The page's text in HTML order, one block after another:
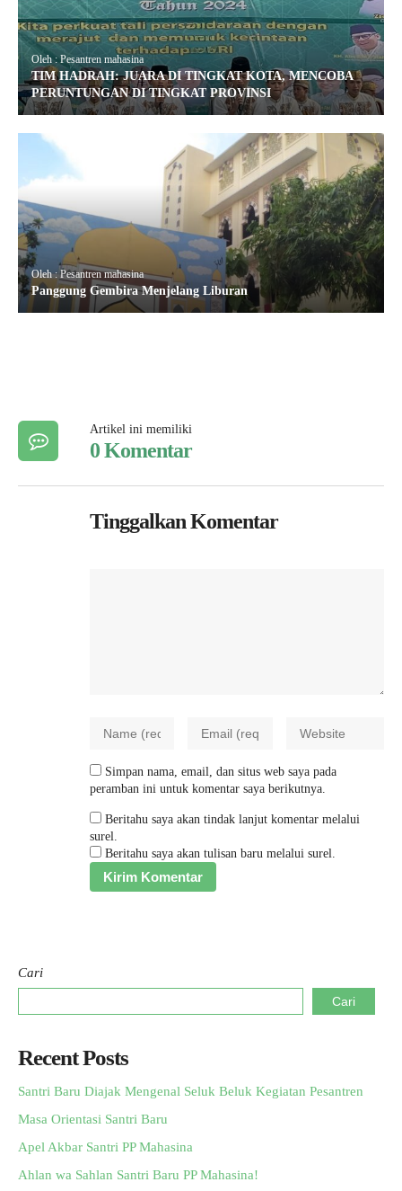
Oleh : Pesantren mahasina
TIM HADRAH: JUARA DI TINGKAT KOTA, MENCOBA
PERUNTUNGAN DI TINGKAT PROVINSI
Oleh : Pesantren mahasina
Panggung Gembira Menjelang Liburan
Artikel ini memiliki
0 Komentar
Tinggalkan Komentar
Simpan nama, email, dan situs web saya pada
peramban ini untuk komentar saya berikutnya.
Beritahu saya akan tindak lanjut komentar melalui
surel.
Beritahu saya akan tulisan baru melalui surel.
Cari
Cari
Recent Posts
Santri Baru Diajak Mengenal Seluk Beluk Kegiatan Pesantren
Masa Orientasi Santri Baru
Apel Akbar Santri PP Mahasina
Ahlan wa Sahlan Santri Baru PP Mahasina!